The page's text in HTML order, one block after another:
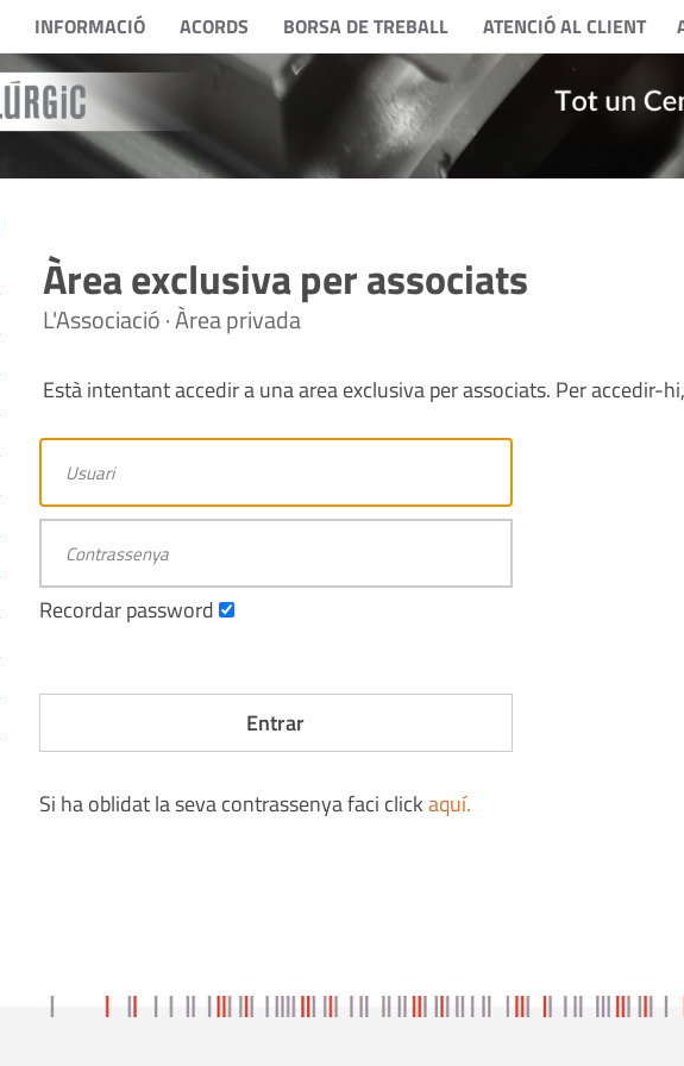
INFORMACIÓ ACORDS BORSA DE TREBALL ATENCIÓ AL CLIENT
Àrea exclusiva per associats
L'Associació · Àrea privada
Està intentant accedir a una area exclusiva per associats. Per accedir-
Recordar password
Si ha oblidat la seva contrassenya faci clickaquí.